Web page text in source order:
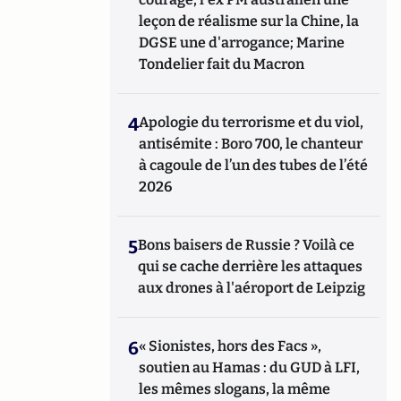
leçon de réalisme sur la Chine, la
DGSE une d'arrogance; Marine
Tondelier fait du Macron
4Apologie du terrorisme et du viol,
antisémite : Boro 700, le chanteur
à cagoule de l’un des tubes de l’été
2026
5Bons baisers de Russie ? Voilà ce
qui se cache derrière les attaques
aux drones à l'aéroport de Leipzig
6« Sionistes, hors des Facs »,
soutien au Hamas : du GUD à LFI,
les mêmes slogans, la même